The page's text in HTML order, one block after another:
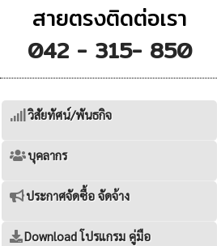
สายตรงติดต่อเรา
042 - 315- 850
วิสัยทัศน์/พันธกิจ
บุคลากร
ประกาศจัดซื้อ จัดจ้าง
Download โปรแกรม คู่มือ